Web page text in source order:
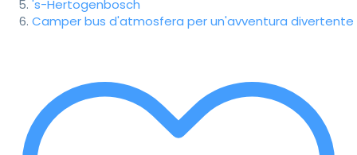
's-Hertogenbosch
Camper bus d'atmosfera per un'avventura divertente